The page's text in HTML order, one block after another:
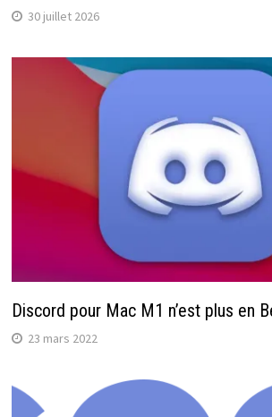
30 juillet 2026
Discord pour Mac M1 n’est plus en
23 mars 2022